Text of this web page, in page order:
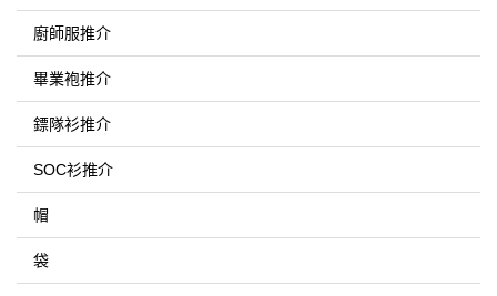
廚師服推介
畢業袍推介
鏢隊衫推介
SOC衫推介
帽
袋